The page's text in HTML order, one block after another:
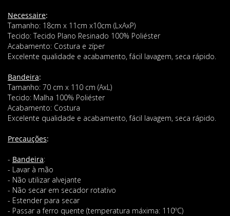
Necessaire:
Tamanho: 18cm x 11cm x10cm (LxAxP)
Tecido: Tecido Plano Resinado 100% Poliéster
Acabamento: Costura e zíper
Excelente qualidade e acabamento, fácil lavagem, seca rápido.
Bandeira:
Tamanho: 70 cm x 110 cm (AxL)
Tecido: Malha 100% Poliéster
Acabamento: Costura
Excelente qualidade e acabamento, fácil lavagem, seca rápido.
Precauções:
- Bandeira:
- Lavar à mão
- Não utilizar alvejante
- Não secar em secador rotativo
- Estender para secar
- Passar a ferro quente (temperatura máxima: 110ºC)